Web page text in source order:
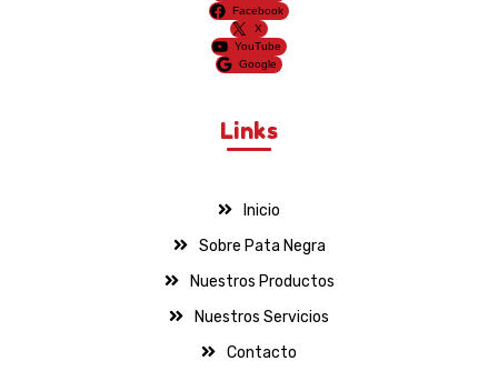
Facebook
X
YouTube
Google
Links
Inicio
Sobre Pata Negra
Nuestros Productos
Nuestros Servicios
Contacto